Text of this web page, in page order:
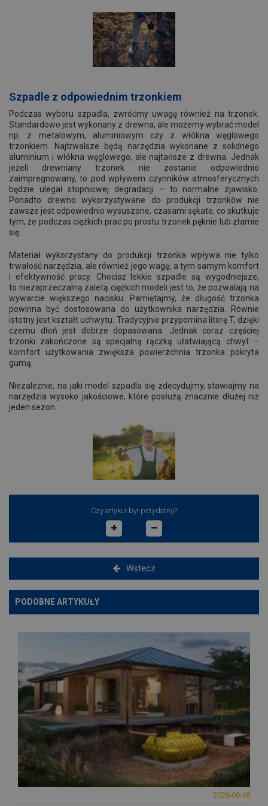
Szpadle z odpowiednim trzonkiem
Podczas wyboru szpadla, zwróćmy uwagę również na trzonek.
Standardowo jest wykonany z drewna, ale możemy wybrać model
np. z metalowym, aluminiowym czy z włókna węglowego
trzonkiem. Najtrwalsze będą narzędzia wykonane z solidnego
aluminium i włókna węglowego, ale najtańsze z drewna. Jednak
jeżeli drewniany trzonek nie zostanie odpowiednio
zaimpregnowany, to pod wpływem czynników atmosferycznych
będzie ulegał stopniowej degradacji – to normalne zjawisko.
Ponadto drewno wykorzystywane do produkcji trzonków nie
zawsze jest odpowiednio wysuszone, czasami sękate, co skutkuje
tym, że podczas ciężkich prac po prostu trzonek pęknie lub złamie
się.
Materiał wykorzystany do produkcji trzonka wpływa nie tylko
trwałość narzędzia, ale również jego wagę, a tym samym komfort
i efektywność pracy. Chociaż lekkie szpadle są wygodniejsze,
to niezaprzeczalną zaletą ciężkich modeli jest to, że pozwalają na
wywarcie większego nacisku. Pamiętajmy, że długość trzonka
powinna być dostosowana do użytkownika narzędzia. Równie
istotny jest kształt uchwytu. Tradycyjnie przypomina literę T, dzięki
czemu dłoń jest dobrze dopasowana. Jednak coraz częściej
trzonki zakończone są specjalną rączką ułatwiającą chwyt –
komfort użytkowania zwiększa powierzchnia trzonka pokryta
gumą.
Niezależnie, na jaki model szpadla się zdecydujmy, stawiajmy na
narzędzia wysoko jakościowe, które posłużą znacznie dłużej niż
jeden sezon.
Czy artykuł był przydatny?
Wstecz
PODOBNE ARTYKUŁY
2026-06-18